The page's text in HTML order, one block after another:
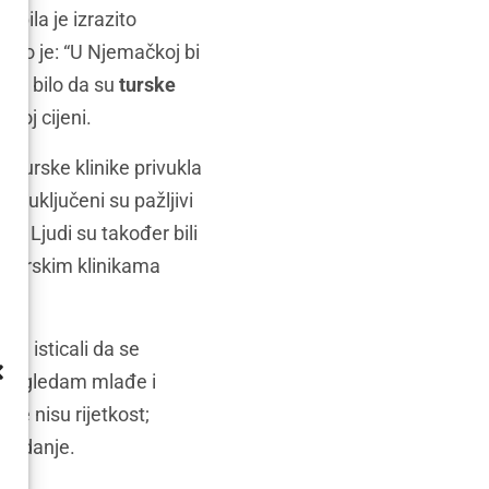
bila je izrazito
je: “U Njemačkoj bi
je bilo da su turske
cijeni.
turske klinike privukla
, uključeni su pažljivi
Ljudi su također bili
turskim klinikama
su isticali da se
Izgledam mlađe i
nisu rijetkost;